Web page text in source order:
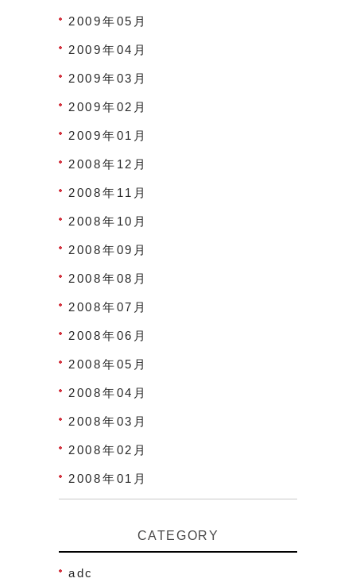
2009年05月
2009年04月
2009年03月
2009年02月
2009年01月
2008年12月
2008年11月
2008年10月
2008年09月
2008年08月
2008年07月
2008年06月
2008年05月
2008年04月
2008年03月
2008年02月
2008年01月
CATEGORY
adc